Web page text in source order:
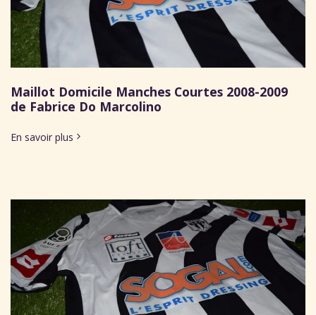
Maillot Domicile Manches Courtes 2008-2009
de Fabrice Do Marcolino
En savoir plus